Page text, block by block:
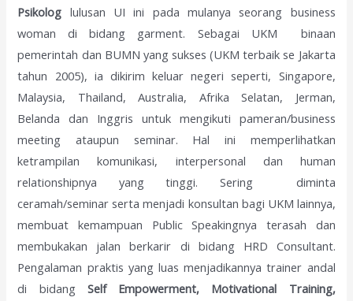
Psikolog lulusan UI ini pada mulanya seorang business
woman di bidang garment. Sebagai UKM binaan
pemerintah dan BUMN yang sukses (UKM terbaik se Jakarta
tahun 2005), ia dikirim keluar negeri seperti, Singapore,
Malaysia, Thailand, Australia, Afrika Selatan, Jerman,
Belanda dan Inggris untuk mengikuti pameran/business
meeting ataupun seminar. Hal ini memperlihatkan
ketrampilan komunikasi, interpersonal dan human
relationshipnya yang tinggi. Sering diminta
ceramah/seminar serta menjadi konsultan bagi UKM lainnya,
membuat kemampuan Public Speakingnya terasah dan
membukakan jalan berkarir di bidang HRD Consultant.
Pengalaman praktis yang luas menjadikannya trainer andal
di bidang Self Empowerment, Motivational Training,